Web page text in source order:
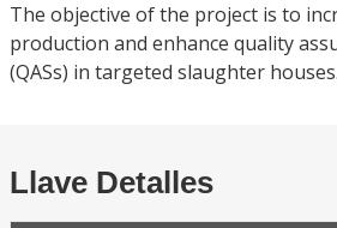
The objective of the project is to
production and enhance quality
(QASs) in targeted slaughter houses.
Llave Detalles